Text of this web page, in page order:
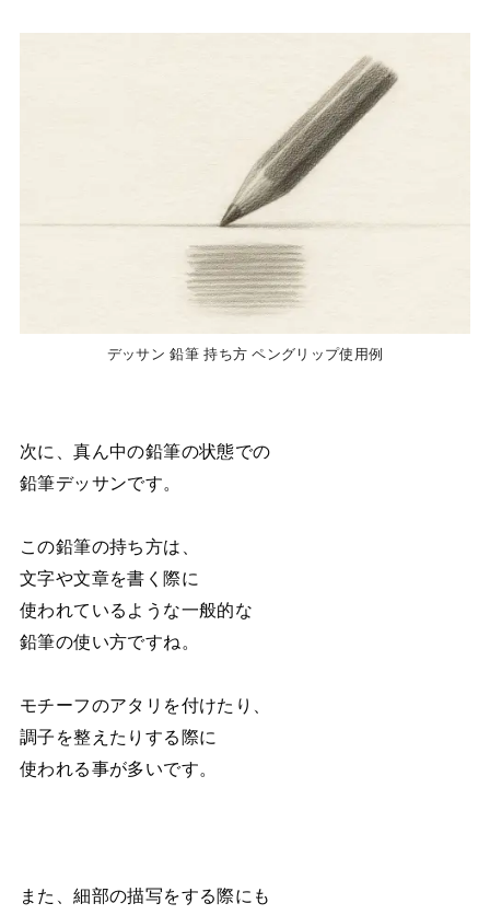
デッサン 鉛筆 持ち方 ペングリップ使用例
次に、真ん中の鉛筆の状態での
鉛筆デッサンです。
この鉛筆の持ち方は、
文字や文章を書く際に
使われているような一般的な
鉛筆の使い方ですね。
モチーフのアタリを付けたり、
調子を整えたりする際に
使われる事が多いです。
また、細部の描写をする際にも